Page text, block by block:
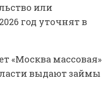
или
год уточнят в
«Москва массовая»
выдают займы